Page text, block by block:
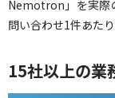
Nemotron」を実際
問い合わせ1件あた
15社以上の業